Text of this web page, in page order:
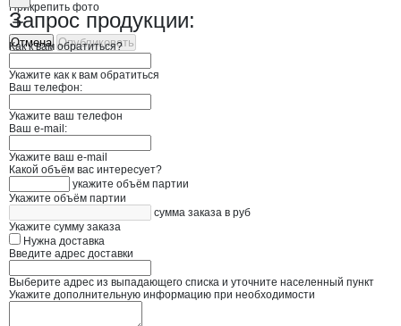
Прикрепить фото
Отмена Опубликовать
Запрос продукции:
Как к вам обратиться?
Укажите как к вам обратиться
Ваш телефон:
Укажите ваш телефон
Ваш e-mail:
Укажите ваш e-mail
Какой объём вас интересует?
укажите объём партии
Укажите объём партии
сумма заказа в руб
Укажите сумму заказа
Нужна доставка
Введите адрес доставки
Выберите адрес из выпадающего списка и уточните населенный пункт
Укажите дополнительную информацию при необходимости